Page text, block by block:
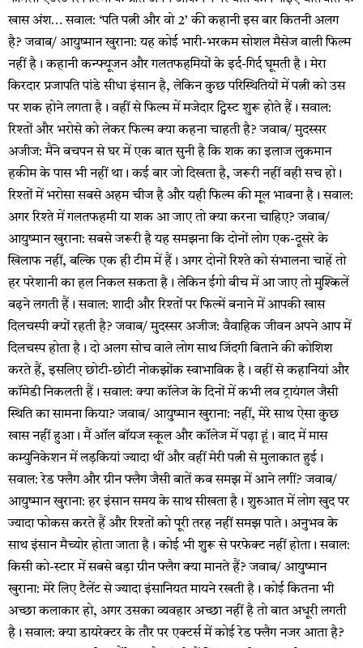
खास अंश… सवाल: ‘पति पत्नी और वो 2’ की कहानी इस बार कितनी अलग
है? जवाब/ आयुष्मान खुराना: यह कोई भारी-भरकम सोशल मैसेज वाली फिल्म
नहीं है। कहानी कन्फ्यूजन और गलतफहमियों के इर्द-गिर्द घूमती है। मेरा
किरदार प्रजापति पांडे सीधा इंसान है, लेकिन कुछ परिस्थितियों में पत्नी को उस
पर शक होने लगता है। वहीं से फिल्म में मजेदार ट्विस्ट शुरू होते हैं। सवाल:
रिश्तों और भरोसे को लेकर फिल्म क्या कहना चाहती है? जवाब/ मुदस्सर
अजीज: मैंने बचपन से घर में एक बात सुनी है कि शक का इलाज लुकमान
हकीम के पास भी नहीं था। कई बार जो दिखता है, जरूरी नहीं वही सच हो।
रिश्तों में भरोसा सबसे अहम चीज है और यही फिल्म की मूल भावना है। सवाल:
अगर रिश्ते में गलतफहमी या शक आ जाए तो क्या करना चाहिए? जवाब/
आयुष्मान खुराना: सबसे जरूरी है यह समझना कि दोनों लोग एक-दूसरे के
खिलाफ नहीं, बल्कि एक ही टीम में हैं। अगर दोनों रिश्ते को संभालना चाहें तो
हर परेशानी का हल निकल सकता है। लेकिन ईगो बीच में आ जाए तो मुश्किलें
बढ़ने लगती हैं। सवाल: शादी और रिश्तों पर फिल्में बनाने में आपकी खास
दिलचस्पी क्यों रहती है? जवाब/ मुदस्सर अजीज: वैवाहिक जीवन अपने आप में
दिलचस्प होता है। दो अलग सोच वाले लोग साथ जिंदगी बिताने की कोशिश
करते हैं, इसलिए छोटी-छोटी नोकझोंक स्वाभाविक है। वहीं से कहानियां और
कॉमेडी निकलती हैं। सवाल: क्या कॉलेज के दिनों में कभी लव ट्रायंगल जैसी
स्थिति का सामना किया? जवाब/ आयुष्मान खुराना: नहीं, मेरे साथ ऐसा कुछ
खास नहीं हुआ। मैं ऑल बॉयज स्कूल और कॉलेज में पढ़ा हूं। बाद में मास
कम्युनिकेशन में लड़कियां ज्यादा थीं और वहीं मेरी पत्नी से मुलाकात हुई।
सवाल: रेड फ्लैग और ग्रीन फ्लैग जैसी बातें कब समझ में आने लगीं? जवाब/
आयुष्मान खुराना: हर इंसान समय के साथ सीखता है। शुरुआत में लोग खुद पर
ज्यादा फोकस करते हैं और रिश्तों को पूरी तरह नहीं समझ पाते। अनुभव के
साथ इंसान मैच्योर होता जाता है। कोई भी शुरू से परफेक्ट नहीं होता। सवाल:
किसी को-स्टार में सबसे बड़ा ग्रीन फ्लैग क्या मानते हैं? जवाब/ आयुष्मान
खुराना: मेरे लिए टैलेंट से ज्यादा इंसानियत मायने रखती है। कोई कितना भी
अच्छा कलाकार हो, अगर उसका व्यवहार अच्छा नहीं है तो बात अधूरी लगती
है। सवाल: क्या डायरेक्टर के तौर पर एक्टर्स में कोई रेड फ्लैग नजर आता है?